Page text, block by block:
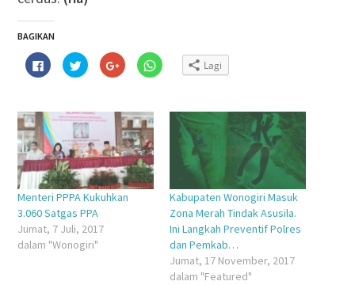
BAGIKAN
Klik
untuk
membagikan
di
jendela
yang
baru)
Klik
untuk
berbagi
di
jendela
yang
baru)
Klik
untuk
berbagi
(Membuka
di
jendela
yang
baru)
Klik
untuk
jendela
Lagi
Menteri PPPA Kukuhkan
3.060 Satgas PPA
Jumat, 7 Juli, 2017
dalam "Wonogiri"
Kabupaten Wonogiri Masuk
Zona Merah Tindak Asusila.
Ini Langkah Preventif Polres
dan Pemkab…
Jumat, 17 November, 2017
dalam "Featured"